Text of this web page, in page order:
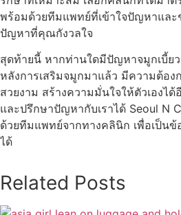
พร้อมด้วยทีมแพทย์ที่เข้าใจปัญหาและ
ปัญหาที่คุณกังวลใจ
สุดท้ายนี้ หากท่านใดมีปัญหาจมูกเบี้ย
หลังการเสริมจมูกมาแล้ว มีความต้อง
สวยงาม สร้างความมั่นใจให้ตัวเองไ
และปรึกษาปัญหากับเราได้ Seoul N
ด้วยทีมแพทย์จากทางคลินิก เพื่อเป็น
ได้
Related Posts